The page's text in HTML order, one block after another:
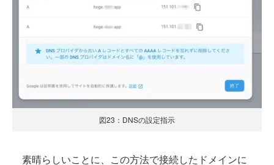
図23：DNSの設定指示
素晴らしいことに、この方法で接続したドメインに